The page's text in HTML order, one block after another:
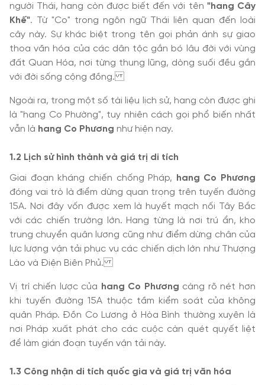
người Thái, hang còn được biết đến với tên "hang Cây
Khế". Từ "Co" trong ngôn ngữ Thái liên quan đến loài
cây này. Sự khác biệt trong tên gọi phản ánh sự giao
thoa văn hóa của các dân tộc gắn bó lâu đời với vùng
đất Quan Hóa, nơi từng thung lũng, dòng suối đều gắn
với đời sống cộng đồng.
Ngoài ra, trong một số tài liệu lịch sử, hang còn được ghi
là "hang Co Phường", tuy nhiên cách gọi phổ biến nhất
vẫn là hang Co Phương như hiện nay.
1.2 Lịch sử hình thành và giá trị di tích
Giai đoạn kháng chiến chống Pháp,
hang Co Phương
đóng vai trò là điểm dừng quan trọng trên tuyến đường
15A. Nơi đây vốn được xem là huyết mạch nối Tây Bắc
với các chiến trường lớn. Hang từng là nơi trú ẩn, kho
trung chuyển quân lương cũng như điểm dừng chân của
lực lượng vận tải phục vụ các chiến dịch lớn như Thượng
Lào và Điện Biên Phủ.
Vị trí chiến lược của hang Co Phương càng rõ nét hơn
khi tuyến đường 15A thuộc tầm kiểm soát của không
quân Pháp. Đồn Co Lương ở Hòa Bình thường xuyên là
nơi Pháp xuất phát cho các cuộc càn quét quyết liệt
để làm gián đoạn tuyến vận tải này.
1.3 Công nhận di tích quốc gia và giá trị văn hóa